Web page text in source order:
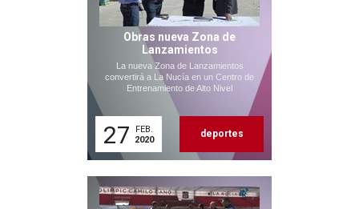
Obras nueva Zona de
Lanzamientos
La nueva Zona de Lanzamientos
convertirá a La Nucía en un Centro de
Entrenamiento de Alto Nivel
27
FEB.
2020
deportes